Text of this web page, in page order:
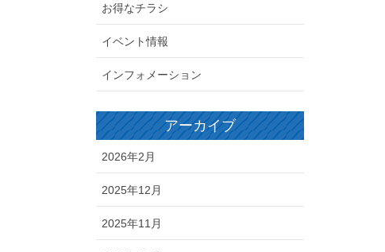
お得なチラシ
イベント情報
インフォメーション
アーカイブ
2026年2月
2025年12月
2025年11月